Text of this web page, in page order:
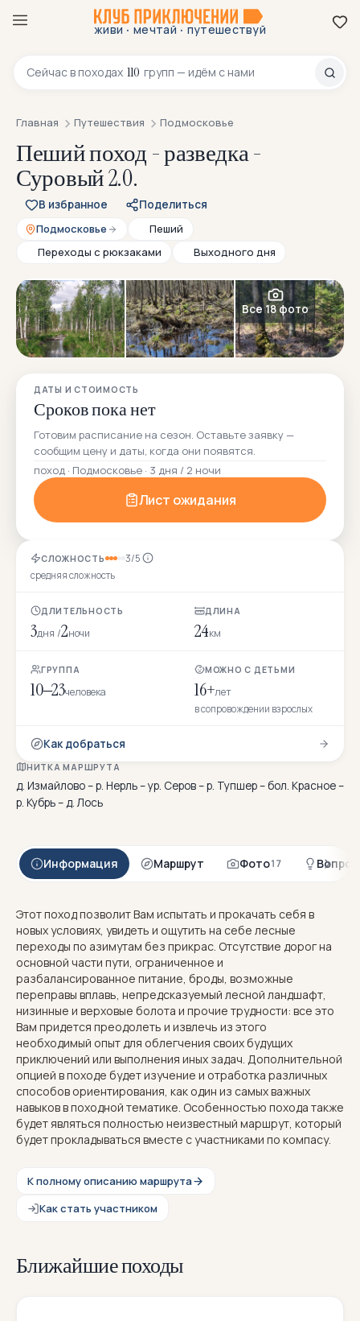
живи · мечтай · путешествуй
Сейчас в походах 110 групп — идём с нами
8 800 200-70-23
Главная Путешествия Подмосковье
Пеший поход - разведка -
Суровый 2.0.
В избранное
Поделиться
Подмосковье
Пеший
Переходы с рюкзаками
Выходного дня
Все 18 фото
СЛОЖНОСТЬ 3/5
средняя сложность
ДЛИТЕЛЬНОСТЬ
3дня /2ночи
ДЛИНА
24км
ГРУППА
10–23человека
МОЖНО С ДЕТЬМИ
16+лет
в сопровождении взрослых
Как добраться
НИТКА МАРШРУТА
д. Измайлово – р. Нерль – ур. Серов – р. Тупшер – бол. Красное –
р. Кубрь – д. Лось
ДАТЫ И СТОИМОСТЬ
Сроков пока нет
Готовим расписание на сезон. Оставьте заявку —
сообщим цену и даты, когда они появятся.
поход · Подмосковье · 3 дня / 2 ночи
Лист ожидания
Информация Маршрут Фото17
Этот поход позволит Вам испытать и прокачать себя в
новых условиях, увидеть и ощутить на себе лесные
переходы по азимутам без прикрас. Отсутствие дорог на
основной части пути, ограниченное и
разбалансированное питание, броды, возможные
переправы вплавь, непредсказуемый лесной ландшафт,
низинные и верховые болота и прочие трудности: все это
Вам придется преодолеть и извлечь из этого
необходимый опыт для облегчения своих будущих
приключений или выполнения иных задач. Дополнительной
опцией в походе будет изучение и отработка различных
способов ориентирования, как один из самых важных
навыков в походной тематике. Особенностью похода также
будет являться полностью неизвестный маршрут, который
будет прокладываться вместе с участниками по компасу.
Как стать участником
К полному описанию маршрута
Ближайшие походы